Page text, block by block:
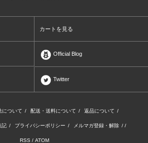
カートを見る
Official Blog
Twitter
について / 配送・送料について / 返品について /
記 / プライバシーポリシー / メルマガ登録・解除 / /
RSS / ATOM